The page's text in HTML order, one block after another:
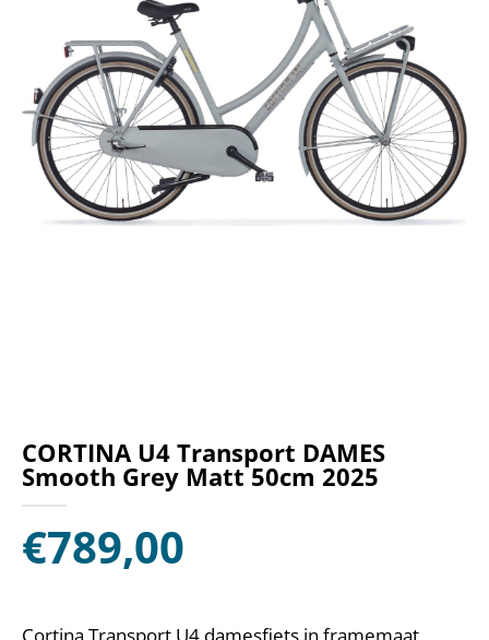
CORTINA U4 Transport DAMES
Smooth Grey Matt 50cm 2025
€789,00
Cortina Transport U4 damesfiets in framemaat